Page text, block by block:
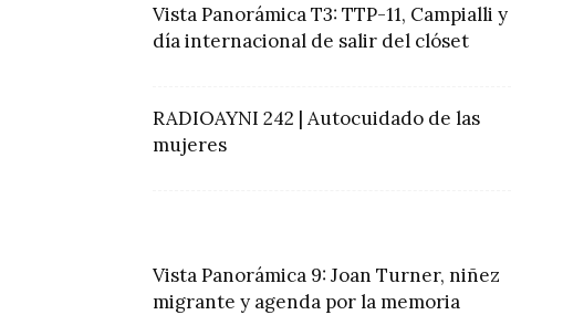
Vista Panorámica T3: TTP-11, Campialli y
día internacional de salir del clóset
RADIOAYNI 242 | Autocuidado de las
mujeres
Vista Panorámica 9: Joan Turner, niñez
migrante y agenda por la memoria